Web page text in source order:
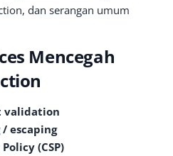
dan serangan umum
Mencegah
validation
escaping
(CSP)